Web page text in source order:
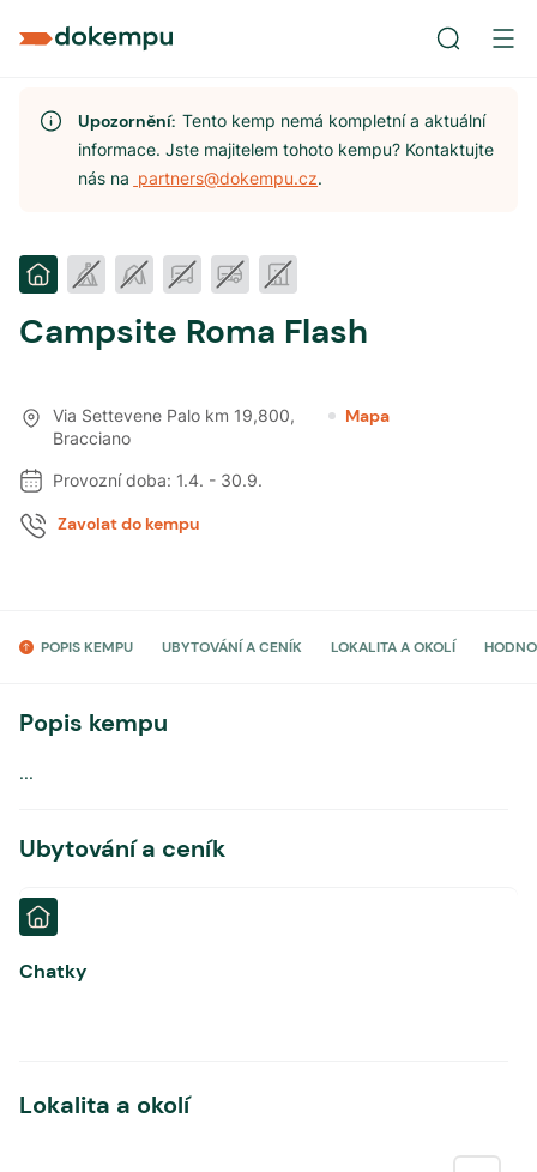
Upozornění:Tento kemp nemá kompletní a aktuální
informace. Jste majitelem tohoto kempu? Kontaktujte
nás na partners@dokempu.cz.
Campsite Roma Flash
Via Settevene Palo km 19,800,
Bracciano
Mapa
Provozní doba: 1.4. - 30.9.
Zavolat do kempu
POPIS KEMPU UBYTOVÁNÍ A CENÍK LOKALITA A OKOLÍ
Popis kempu
...
Ubytování a ceník
Chatky
Lokalita a okolí